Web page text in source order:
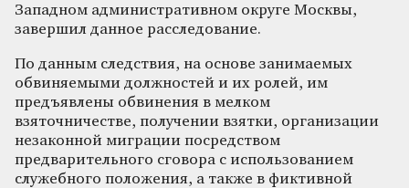
Западном административном округе Москвы,
завершил данное расследование.
По данным следствия, на основе занимаемых
обвиняемыми должностей и их ролей, им
предъявлены обвинения в мелком
взяточничестве, получении взятки, организации
незаконной миграции посредством
предварительного сговора с использованием
служебного положения, а также в фиктивной